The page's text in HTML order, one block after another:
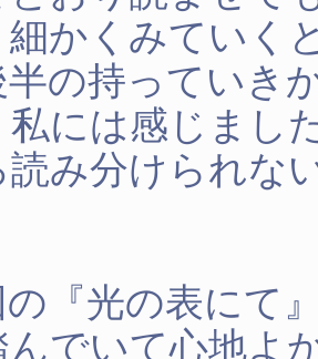
細かくみていく
半の持っていき
私には感じまし
読み分けられな
『光の表にて
んでいて心地よ